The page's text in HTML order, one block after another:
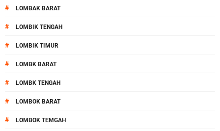
# LOMBAK BARAT
# LOMBIK TENGAH
# LOMBIK TIMUR
# LOMBK BARAT
# LOMBK TENGAH
# LOMBOK BARAT
# LOMBOK TEMGAH